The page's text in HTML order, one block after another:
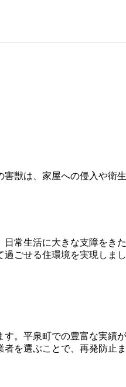
獣は、家屋への侵入や衛
常生活に大きな支障をき
ごせる住環境を実現しまし
。平泉町での豊富な実績
を選ぶことで、再発防止